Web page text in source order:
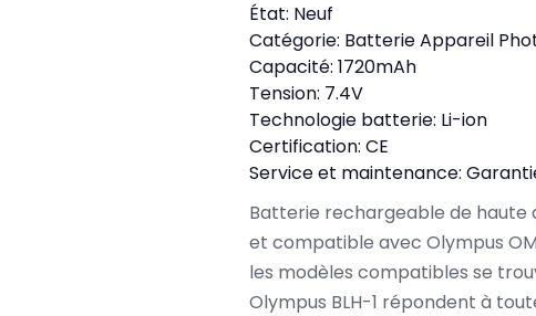
État: Neuf
Catégorie: Batterie Appareil
Capacité: 1720mAh
Tension: 7.4V
Technologie batterie: Li-ion
Certification: CE
Service et maintenance:
Batterie rechargeable de haute
et compatible avec Olympus
les modèles compatibles se
Olympus BLH-1 répondent à